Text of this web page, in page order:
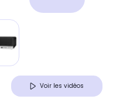
Voir les vidéos